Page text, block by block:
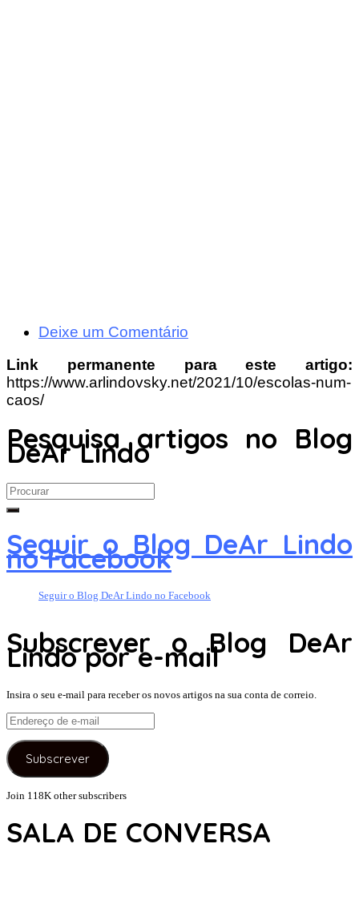
Deixe um Comentário
Link permanente para este artigo:
https://www.arlindovsky.net/2021/10/escolas-num-
caos/
Pesquisa artigos no Blog
DeAr Lindo
Search
for:
Seguir o Blog DeAr Lindo
no Facebook
Seguir o Blog DeAr Lindo no Facebook
Subscrever o Blog DeAr
Lindo por e-mail
Insira o seu e-mail para receber os novos artigos na sua conta de correio.
Endereço
de
e-
mail
Subscrever
Join 118K other subscribers
SALA DE CONVERSA